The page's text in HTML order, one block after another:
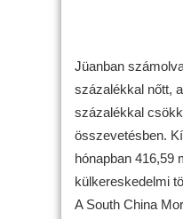
Jüanban
százalékkal nőtt,
százalékkal
összevetésben.
hónapban 416,59
külkereskedelmi
A South China